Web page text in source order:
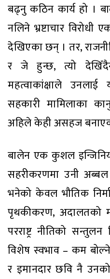
बढ्नु कठिन कार्य हो ।
नलिने भ्रष्टाचार विरोधी
देखिएका छन् । तर,
र जे हुन्छ, त्यो
महत्वाकांक्षाले
सहकारी मामिलाका
अहिले केही असहज
बालेन एक कुशल
सहरीकरणमा उनी
भनेको केवल भौतिक
पृथकीकरण, अदालतको
परराष्ट्र नीतिको
विशेष स्वभाव – कम
र इमानदार छवि नै